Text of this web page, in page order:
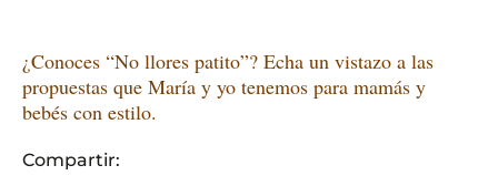
¿Conoces “No llores patito”? Echa un vistazo a las
propuestas que María y yo tenemos para mamás y
bebés con estilo.
Compartir: